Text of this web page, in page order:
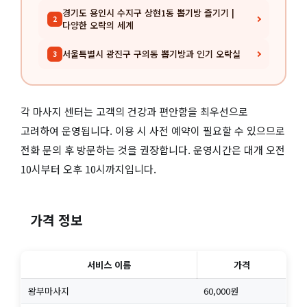
2 경기도 용인시 수지구 상현1동 뽑기방 즐기기 |
다양한 오락의 세계
3 서울특별시 광진구 구의동 뽑기방과 인기 오락실
각 마사지 센터는 고객의 건강과 편안함을 최우선으로
고려하여 운영됩니다. 이용 시 사전 예약이 필요할 수 있으므로
전화 문의 후 방문하는 것을 권장합니다. 운영시간은 대개 오전
10시부터 오후 10시까지입니다.
가격 정보
서비스 이름
가격
왕부마사지
60,000원